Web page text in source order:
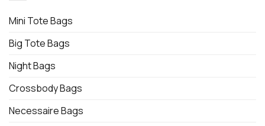
Mini Tote Bags
Big Tote Bags
Night Bags
Crossbody Bags
Necessaire Bags